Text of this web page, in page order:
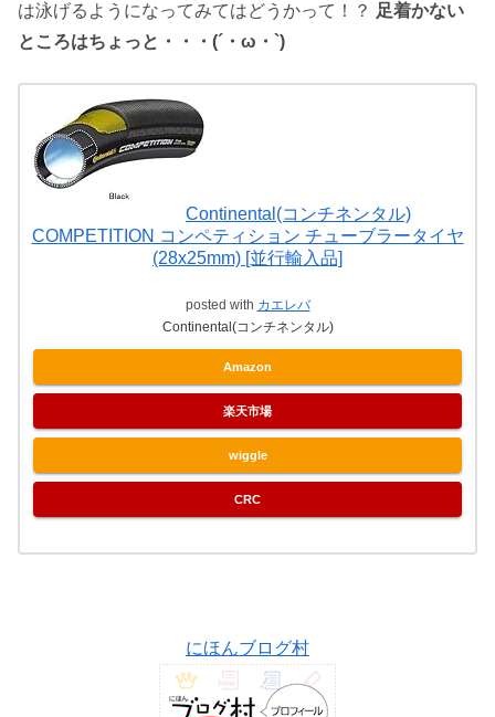
は泳げるようになってみてはどうかって！？ 足着かない
ところはちょっと・・・(´・ω・`)
Continental(コンチネンタル)
COMPETITION コンペティション チューブラータイヤ
(28x25mm) [並行輸入品]
posted with カエレバ
Continental(コンチネンタル)
Amazon
楽天市場
wiggle
CRC
にほんブログ村